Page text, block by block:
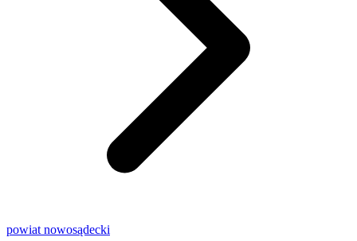
powiat nowosądecki